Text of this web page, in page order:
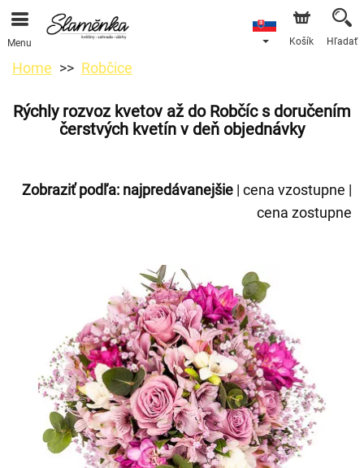
Menu Košík Hľadať
Home Robčice
Rýchly rozvoz kvetov až do Robčíc s doručením
čerstvých kvetín v deň objednávky
Zobraziť podľa: najpredávanejšie | cena vzostupne |
cena zostupne